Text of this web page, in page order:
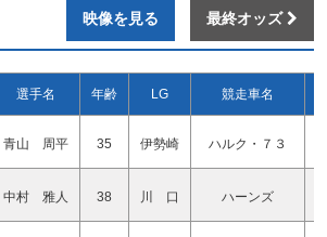
映像を見る
最終オッズ
選手名 年齢 LG 競走車名
青山 周平 35 伊勢崎 ハルク・７３
中村 雅人 38 川 口 ハーンズ